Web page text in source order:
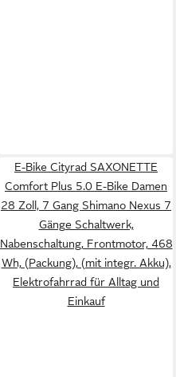
E-Bike Cityrad SAXONETTE
Comfort Plus 5.0 E-Bike Damen
28 Zoll, 7 Gang Shimano Nexus 7
Gänge Schaltwerk,
Nabenschaltung, Frontmotor, 468
Wh, (Packung), (mit integr. Akku),
Elektrofahrrad für Alltag und
Einkauf